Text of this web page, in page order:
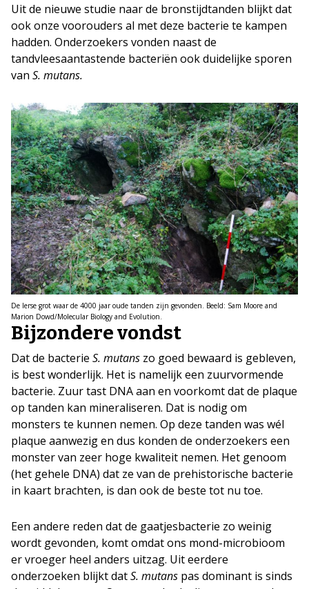
Uit de nieuwe studie naar de bronstijdtanden blijkt dat
ook onze voorouders al met deze bacterie te kampen
hadden. Onderzoekers vonden naast de
tandvleesaantastende bacteriën ook duidelijke sporen
van S. mutans.
De Ierse grot waar de 4000 jaar oude tanden zijn gevonden. Beeld: Sam Moore and
Marion Dowd/Molecular Biology and Evolution.
Bijzondere vondst
Dat de bacterie S. mutans zo goed bewaard is gebleven,
is best wonderlijk. Het is namelijk een zuurvormende
bacterie. Zuur tast DNA aan en voorkomt dat de plaque
op tanden kan mineraliseren. Dat is nodig om
monsters te kunnen nemen. Op deze tanden was wél
plaque aanwezig en dus konden de onderzoekers een
monster van zeer hoge kwaliteit nemen. Het genoom
(het gehele DNA) dat ze van de prehistorische bacterie
in kaart brachten, is dan ook de beste tot nu toe.
Een andere reden dat de gaatjesbacterie zo weinig
wordt gevonden, komt omdat ons mond-microbioom
er vroeger heel anders uitzag. Uit eerdere
onderzoeken blijkt datS. mutans pas dominant is sinds